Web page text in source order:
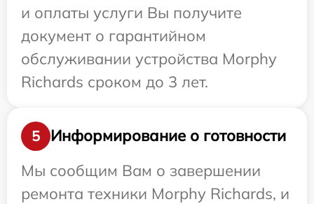
и оплаты услуги Вы получите
документ о гарантийном
обслуживании устройства Morphy
Richards сроком до 3 лет.
5
Информирование о готовности
Мы сообщим Вам о завершении
ремонта техники Morphy Richards, и